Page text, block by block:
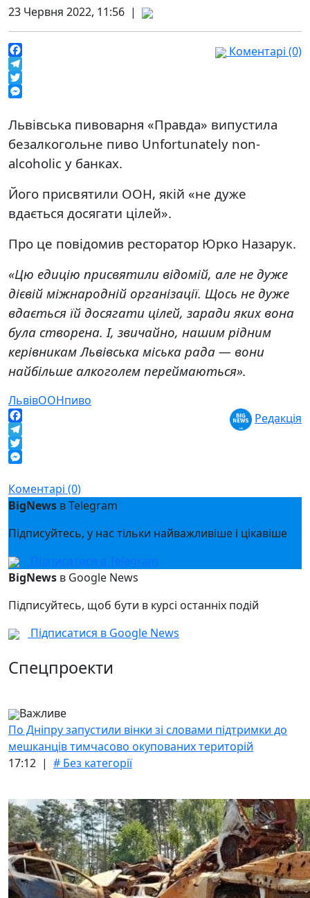
23 Червня 2022, 11:56 |
Facebook
Telegram
Twitter
Коментарі (0)
Львівська пивоварня «Правда» випустила
безалкогольне пиво Unfortunately non-
alcoholic у банках.
Його присвятили ООН, якій «не дуже
вдається досягати цілей».
Про це повідомив ресторатор Юрко Назарук.
«Цю едицію присвятили відомій, але не дуже
дієвій міжнародній організації. Щось не дуже
вдається їй досягати цілей, заради яких вона
була створена. І, звичайно, нашим рідним
керівникам Львівська міська рада — вони
найбільше алкоголем переймаються».
ЛьвівООНпиво
Facebook
Telegram
Twitter
Редакція
Коментарі (0)
BigNews в Telegram
Підписуйтесь, у нас тільки найважливіше і цікавіше
Підписатися в Telegram
BigNews в Google News
Підписуйтесь, щоб бути в курсі останніх подій
Підписатися в Google News
Спецпроекти
Важливе
По Дніпру запустили вінки зі словами підтримки до
мешканців тимчасово окупованих територій
17:12 | # Без категорії